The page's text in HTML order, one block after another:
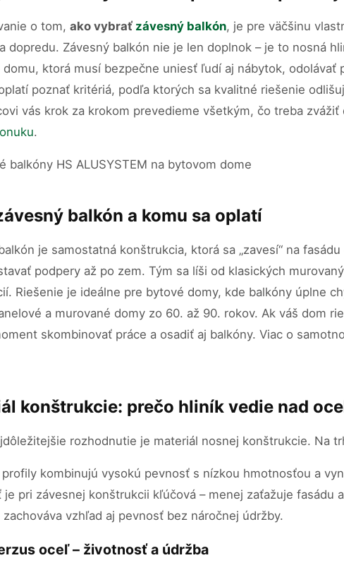
o tom, ako vybrať závesný balkón, je pre väčšinu
dopredu. Závesný balkón nie je len doplnok – je to nosná
ktorá musí bezpečne uniesť ľudí aj nábytok, odolávať
poznať kritériá, podľa ktorých sa kvalitné riešenie
vás krok za krokom prevedieme všetkým, čo treba
.
balkón a komu sa oplatí
je samostatná konštrukcia, ktorá sa „zavesí“ na
podpery až po zem. Tým sa líši od klasických
Riešenie je ideálne pre bytové domy, kde balkóny úplne
a murované domy zo 60. až 90. rokov. Ak váš dom
skombinovať práce a osadiť aj balkóny. Viac o
konštrukcie: prečo hliník vedie nad
rozhodnutie je materiál nosnej konštrukcie. Na
kombinujú vysokú pevnosť s nízkou hmotnosťou a
je pri závesnej konštrukcii kľúčová – menej zaťažuje fasádu
vzhľad aj pevnosť bez náročnej údržby.
oceľ – životnosť a údržba